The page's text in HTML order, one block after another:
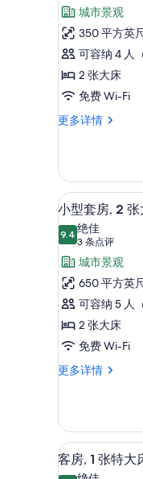
有
照
片
碍
更
多
信
息
丽
客
房,
2
张
大
障
碍,
城
市
景
观
的
所
有
照
条
点
评)
城市景观
350 平方英
可容纳 4 人
2 张大床
免费 Wi-Fi
更多详情
华
2
张
大
无
碍,
城
市
景
观
多
信
息
显
示
小
型
套
房,
2
张
大
障
碍,
浴
6
小型套房, 2
9.49.4 分，满分 10 分
绝佳
3 条点评
(3
条
点
评)
城市景观
650 平方英
可容纳 5 人
2 张大床
免费 Wi-Fi
更多详情
小
2
张
大
显
示
5
客房, 1 张特大